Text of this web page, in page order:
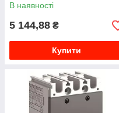
В наявності
5 144,88 ₴
Купити